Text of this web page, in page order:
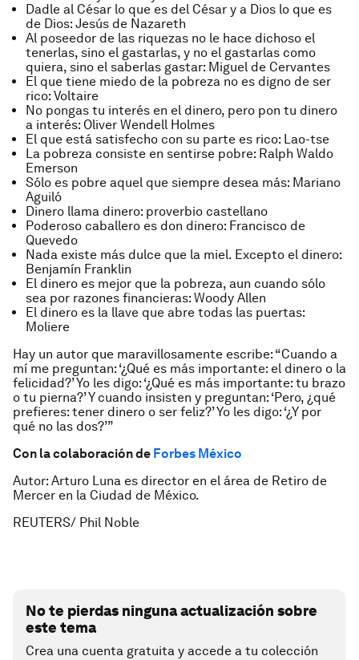
Dadle al César lo que es del César y a Dios lo que es
de Dios: Jesús de Nazareth
Al poseedor de las riquezas no le hace dichoso el
tenerlas, sino el gastarlas, y no el gastarlas como
quiera, sino el saberlas gastar: Miguel de Cervantes
El que tiene miedo de la pobreza no es digno de ser
rico: Voltaire
No pongas tu interés en el dinero, pero pon tu dinero
a interés: Oliver Wendell Holmes
El que está satisfecho con su parte es rico: Lao-tse
La pobreza consiste en sentirse pobre: Ralph Waldo
Emerson
Sólo es pobre aquel que siempre desea más: Mariano
Aguiló
Dinero llama dinero: proverbio castellano
Poderoso caballero es don dinero: Francisco de
Quevedo
Nada existe más dulce que la miel. Excepto el dinero:
Benjamín Franklin
El dinero es mejor que la pobreza, aun cuando sólo
sea por razones financieras: Woody Allen
El dinero es la llave que abre todas las puertas:
Moliere
Hay un autor que maravillosamente escribe: “Cuando a
mí me preguntan: ‘¿Qué es más importante: el dinero o la
felicidad?’ Yo les digo: ‘¿Qué es más importante: tu brazo
o tu pierna?’ Y cuando insisten y preguntan: ‘Pero, ¿qué
prefieres: tener dinero o ser feliz?’ Yo les digo: ‘¿Y por
qué no las dos?’”
Con la colaboración de Forbes México
Autor: Arturo Luna es director en el área de Retiro de
Mercer en la Ciudad de México.
REUTERS/ Phil Noble
No te pierdas ninguna actualización sobre
este tema
Crea una cuenta gratuita y accede a tu colección